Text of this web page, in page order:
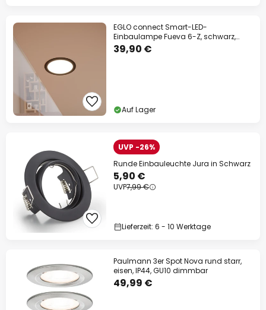
EGLO connect Smart-LED-
Einbaulampe Fueva 6-Z, schwarz,
Ø16cm
39,90 €
Auf Lager
UVP -26%
Runde Einbauleuchte Jura in Schwarz
5,90 €
UVP7,99 €
Lieferzeit: 6 - 10 Werktage
Paulmann 3er Spot Nova rund starr,
eisen, IP44, GU10 dimmbar
49,99 €